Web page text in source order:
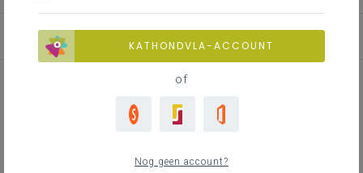
Aanspreekpunten
KATHONDVLA-ACCOUNT
of
Nog geen account?